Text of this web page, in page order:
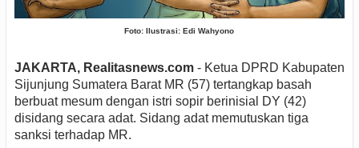
Foto: Ilustrasi: Edi Wahyono
JAKARTA, Realitasnews.com - Ketua DPRD Kabupaten
Sijunjung Sumatera Barat MR (57) tertangkap basah
berbuat mesum dengan istri sopir berinisial DY (42)
disidang secara adat. Sidang adat memutuskan tiga
sanksi terhadap MR.